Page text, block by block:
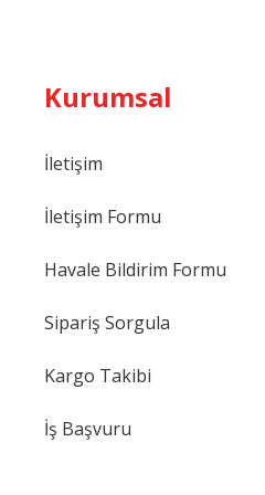
Kurumsal
İletişim
İletişim Formu
Havale Bildirim Formu
Sipariş Sorgula
Kargo Takibi
İş Başvuru